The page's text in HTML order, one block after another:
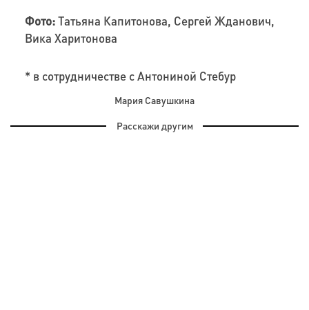
Фото:Татьяна Капитонова, Сергей Жданович,
Вика Харитонова
* в сотрудничестве с Антониной Стебур
Мария Савушкина
Расскажи другим